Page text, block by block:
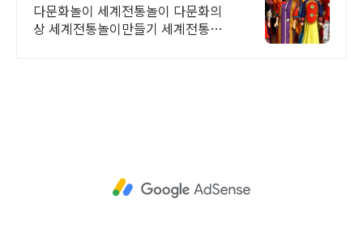
다문화놀이 세계전통놀이 다문화의
상 세계전통놀이만들기 세계전통의